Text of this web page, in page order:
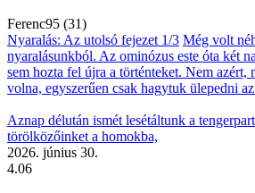
Ferenc95 (31)
Nyaralás: Az utolsó fejezet 1/3 Még volt
nyaralásunkból. Az ominózus este óta két
sem hozta fel újra a történteket. Nem azért,
volna, egyszerűen csak hagytuk ülepedni az
Aznap délután ismét lesétáltunk a
törölközőinket a homokba,
2026. június 30.
4.06